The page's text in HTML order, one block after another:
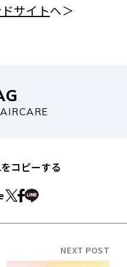
サイトへ＞
コピーする
NEXT POST